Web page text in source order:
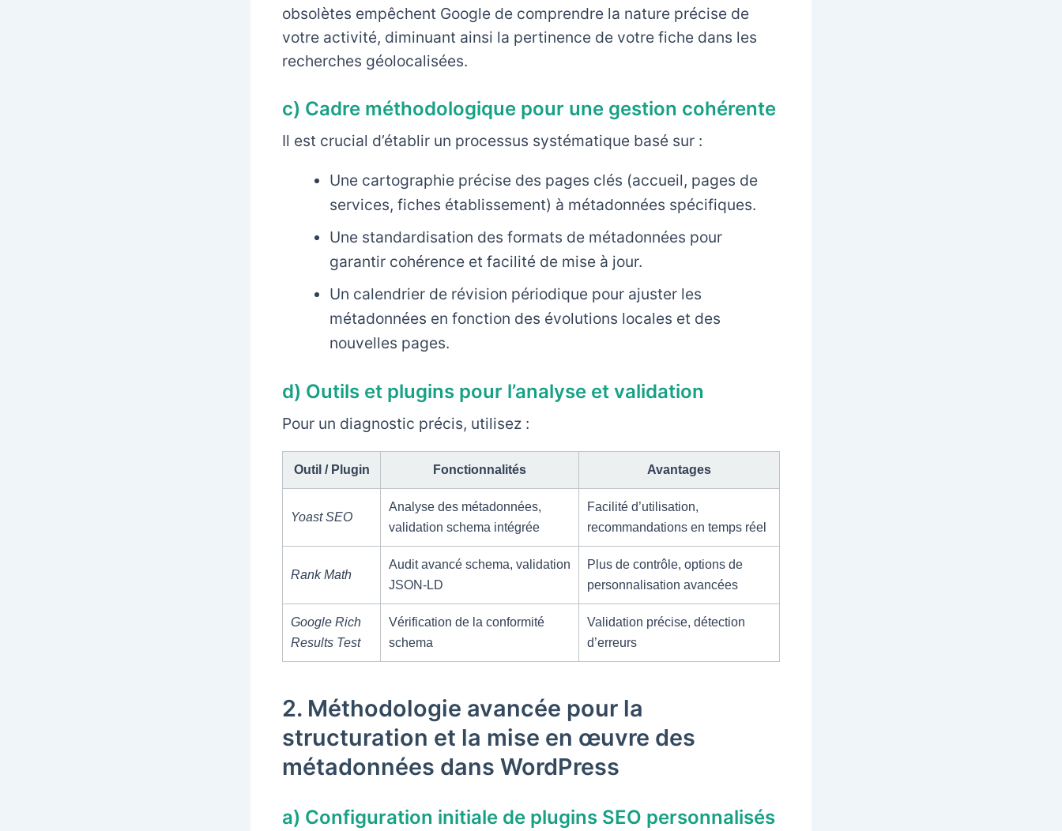
obsolètes empêchent Google de comprendre la nature précise de
votre activité, diminuant ainsi la pertinence de votre fiche dans les
recherches géolocalisées.
c) Cadre méthodologique pour une gestion cohérente
Il est crucial d’établir un processus systématique basé sur :
Une cartographie précise des pages clés (accueil, pages de
services, fiches établissement) à métadonnées spécifiques.
Une standardisation des formats de métadonnées pour
garantir cohérence et facilité de mise à jour.
Un calendrier de révision périodique pour ajuster les
métadonnées en fonction des évolutions locales et des
nouvelles pages.
d) Outils et plugins pour l’analyse et validation
Pour un diagnostic précis, utilisez :
Outil / Plugin Fonctionnalités Avantages
Yoast SEO
Analyse des métadonnées,
validation schema intégrée
Facilité d’utilisation,
recommandations en temps réel
Rank Math
Audit avancé schema, validation
JSON-LD
Plus de contrôle, options de
personnalisation avancées
Google Rich
Results Test
Vérification de la conformité
schema
Validation précise, détection
d’erreurs
2. Méthodologie avancée pour la
structuration et la mise en œuvre des
métadonnées dans WordPress
a) Configuration initiale de plugins SEO personnalisés